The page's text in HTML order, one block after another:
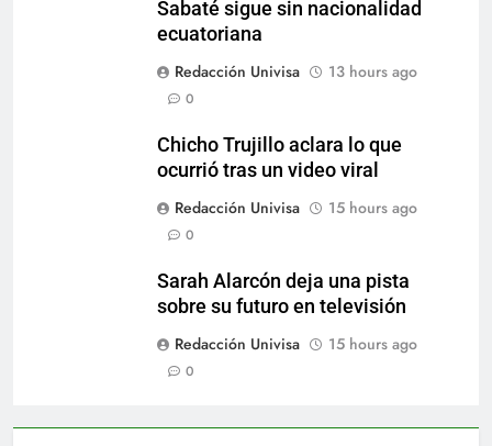
Sabaté sigue sin nacionalidad
ecuatoriana
Redacción Univisa
13 hours ago
0
Chicho Trujillo aclara lo que
ocurrió tras un video viral
Redacción Univisa
15 hours ago
0
Sarah Alarcón deja una pista
sobre su futuro en televisión
Redacción Univisa
15 hours ago
0